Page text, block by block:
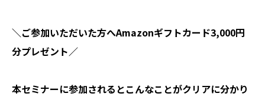
＼ご参加いただいた方へAmazonギフトカード3,000円
分プレゼント／
本セミナーに参加されるとこんなことがクリアに分かり